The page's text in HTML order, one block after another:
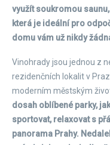
využít soukromou
která je ideální pro
domu vám už nikdy
Vinohrady jsou jednou z
rezidenčních lokalit v
moderním městským
dosah oblíbené parky,
sportovat, relaxovat s
panorama Prahy.